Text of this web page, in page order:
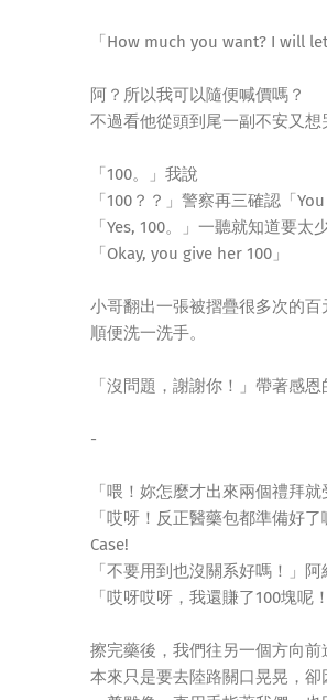
「How much you want? I will
阿？所以我可以隨便喊價嗎？
不過看他從頭到尾一副不安又
「100。」我說
「100？？」警察再三確認「You
「Yes, 100。」一聽就知道要
「Okay, you give her 100」
小哥翻出一張被摺疊很多次的
順便洗一洗手。
「沒問題，謝謝你！」帶著感
-
「喂！妳怎麼才出來兩個禮拜
「哎呀！反正醫藥包都準備好
Case!
「不要用到也沒關系好嗎！」
「哎呀哎呀，我還賺了100塊
擦完藥後，我們往另一個方向
本來只是要去陸路關口晃晃，